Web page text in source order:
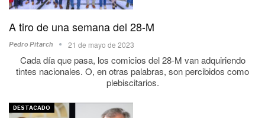
A tiro de una semana del 28-M
Pedro Pitarch 21 de mayo de 2023
Cada día que pasa, los comicios del 28-M van adquiriendo
tintes nacionales. O, en otras palabras, son percibidos como
plebiscitarios.
DESTACADO